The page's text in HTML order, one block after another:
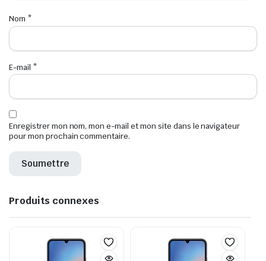
Nom *
E-mail *
Enregistrer mon nom, mon e-mail et mon site dans le navigateur
pour mon prochain commentaire.
Produits connexes